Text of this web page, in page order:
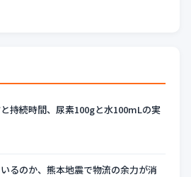
持続時間、尿素100gと水100mLの実
るのか、熊本地震で物流の余力が消